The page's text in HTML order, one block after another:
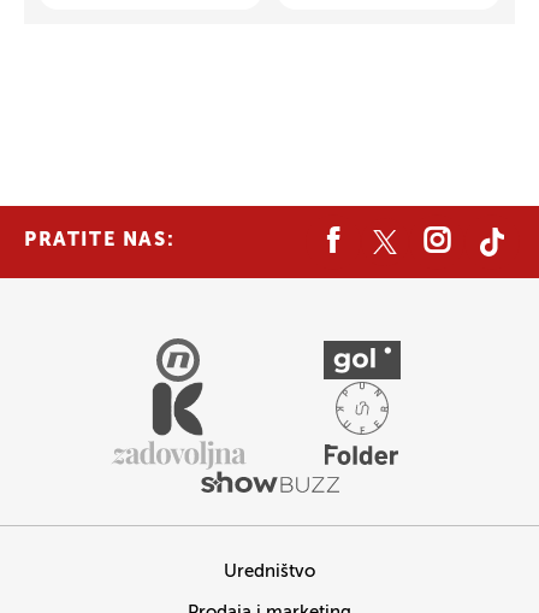
PRATITE NAS:
Uredništvo